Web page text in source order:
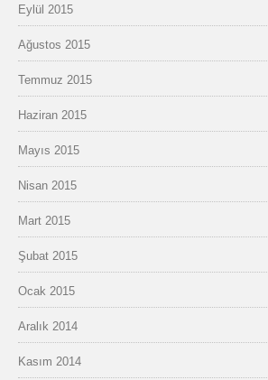
Eylül 2015
Ağustos 2015
Temmuz 2015
Haziran 2015
Mayıs 2015
Nisan 2015
Mart 2015
Şubat 2015
Ocak 2015
Aralık 2014
Kasım 2014